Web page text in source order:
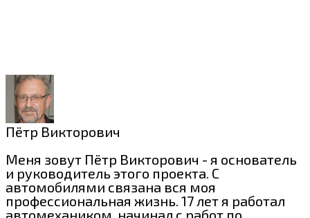
Пётр Викторович
Меня зовут Пётр Викторович - я основатель
и руководитель этого проекта. С
автомобилями связана вся моя
профессиональная жизнь. 17 лет я работал
автомехаником, начинал с работ по